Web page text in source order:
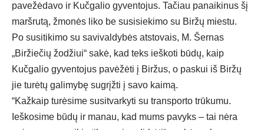
pavežėdavo ir Kučgalio gyventojus. Tačiau panaikinus šį
maršrutą, žmonės liko be susisiekimo su Biržų miestu.
Po susitikimo su savivaldybės atstovais, M. Šernas
„Biržiečių žodžiui“ sakė, kad teks ieškoti būdų, kaip
Kučgalio gyventojus pavėžėti į Biržus, o paskui iš Biržų
jie turėtų galimybę sugrįžti į savo kaimą.
“Kažkaip turėsime susitvarkyti su transporto trūkumu.
Ieškosime būdų ir manau, kad mums pavyks – tai nėra